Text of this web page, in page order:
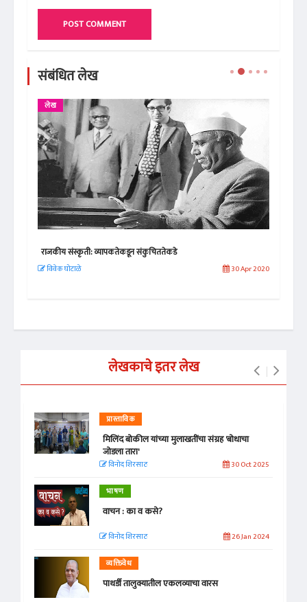
POST COMMENT
संबंधित लेख
लेख
राजकीय संस्कृती: व्यापकतेकडून संकुचिततेकडे
विवेक घोटाळे 30 Apr 2020
लेखकाचे इतर लेख
प्रास्ताविक
मिलिंद बोकील यांच्या मुलाखतींचा संग्रह 'बोधाचा
जोडला तारा'
विनोद शिरसाठ 30 Oct 2025
भाषण
वाचन : का व कसे?
विनोद शिरसाठ 26 Jan 2024
व्यक्तिवेध
पाथर्डी तालुक्यातील एकलव्याचा वारस